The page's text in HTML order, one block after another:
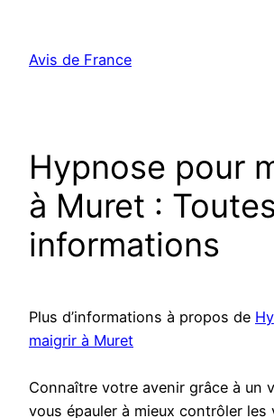
contenu
Avis de France
Hypnose pour
à Muret :
informations
Plus d’informations à propos de
maigrir à Muret
Connaître votre avenir grâce à un
vous épauler à mieux contrôler les